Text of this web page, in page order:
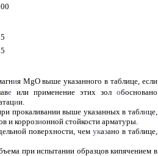
ия MgO выше указанного в таблице, если
е или применение этих зол обосновано
ии.
прокаливании выше указанных в таблице,
и коррозионной стойкости арматуры.
поверхности, чем указано в таблице,
при испытании образцов кипячением в